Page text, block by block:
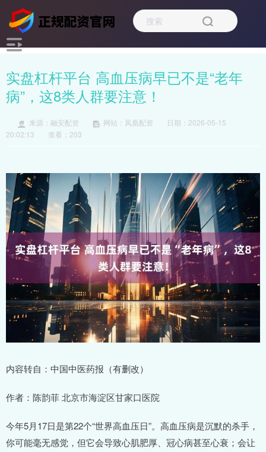
实盘杠杆平台 高血压病早已不是“老年
病”，这8类人群要注意！
来源：融安配资 网站：凤凰配资
日期：2026-05-15
20:02:13
查看：203
内容转自：中国中医药报（有删改）
作者：陈韵菲 北京市海淀区甘家口医院
今年5月17日是第22个“世界高血压日”。高血压病是沉默的杀手，
你可能毫无感觉，但它会导致心肌肥厚、冠心病甚至心衰；会让